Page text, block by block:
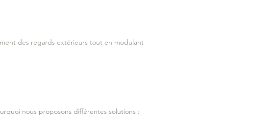
des regards extérieurs tout en modulant
nous proposons différentes solutions :